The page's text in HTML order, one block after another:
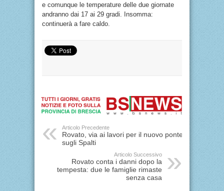
e comunque le temperature delle due giornate
andranno dai 17 ai 29 gradi. Insomma:
continuerà a fare caldo.
Articolo Precedente
Rovato, via ai lavori per il nuovo ponte
sugli Spalti
Articolo Successivo
Rovato conta i danni dopo la
tempesta: due le famiglie rimaste
senza casa